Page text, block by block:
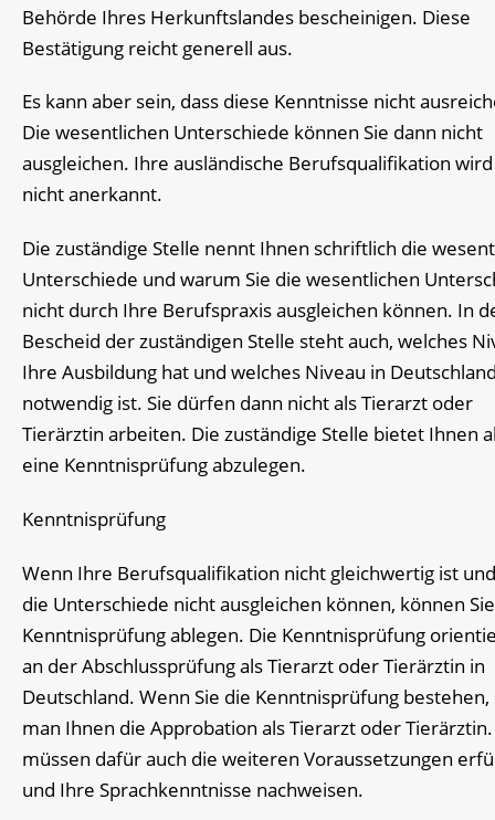
Behörde Ihres Herkunftslandes bescheinigen. Diese
Bestätigung reicht generell aus.
Es kann aber sein, dass diese Kenntnisse nicht
Die wesentlichen Unterschiede können Sie dann nicht
ausgleichen. Ihre ausländische Berufsqualifikation
nicht anerkannt.
Die zuständige Stelle nennt Ihnen schriftlich die
Unterschiede und warum Sie die wesentlichen
nicht durch Ihre Berufspraxis ausgleichen können. In
Bescheid der zuständigen Stelle steht auch, welches
Ihre Ausbildung hat und welches Niveau in
notwendig ist. Sie dürfen dann nicht als Tierarzt oder
Tierärztin arbeiten. Die zuständige Stelle bietet Ihnen
eine Kenntnisprüfung abzulegen.
Kenntnisprüfung
Wenn Ihre Berufsqualifikation nicht gleichwertig ist
die Unterschiede nicht ausgleichen können, können
Kenntnisprüfung ablegen. Die Kenntnisprüfung
an der Abschlussprüfung als Tierarzt oder Tierärztin in
Deutschland. Wenn Sie die Kenntnisprüfung
man Ihnen die Approbation als Tierarzt oder Tierärztin.
müssen dafür auch die weiteren Voraussetzungen
und Ihre Sprachkenntnisse nachweisen.